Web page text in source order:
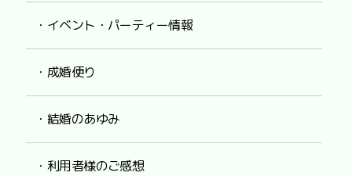
・イベント・パーティー情報
・成婚便り
・結婚のあゆみ
・利用者様のご感想